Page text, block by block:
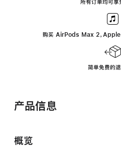
所有订单均可享
购买 AirPods Max 2，Apple
简单免费的
产品信息
概览